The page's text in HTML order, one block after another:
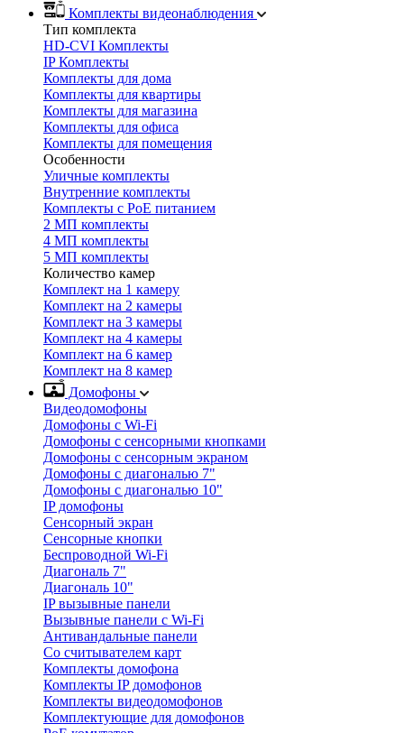
Комплекты видеонаблюдения
Тип комплекта
HD-CVI Комплекты
IP Комплекты
Комплекты для дома
Комплекты для квартиры
Комплекты для магазина
Комплекты для офиса
Комплекты для помещения
Особенности
Уличные комплекты
Внутренние комплекты
Комплекты с PoE питанием
2 МП комплекты
4 МП комплекты
5 МП комплекты
Количество камер
Комплект на 1 камеру
Комплект на 2 камеры
Комплект на 3 камеры
Комплект на 4 камеры
Комплект на 6 камер
Комплект на 8 камер
Домофоны
Видеодомофоны
Домофоны с Wi-Fi
Домофоны с сенсорными кнопками
Домофоны с сенсорным экраном
Домофоны с диагональю 7"
Домофоны с диагональю 10"
IP домофоны
Сенсорный экран
Сенсорные кнопки
Беспроводной Wi-Fi
Диагональ 7"
Диагональ 10"
IP вызывные панели
Вызывные панели с Wi-Fi
Антивандальные панели
Со считывателем карт
Комплекты домофона
Комплекты IP домофонов
Комплекты видеодомофонов
Комплектующие для домофонов